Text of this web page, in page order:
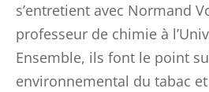
s’entretient avec Normand
professeur de chimie à
Ensemble, ils font le point
environnemental du tabac